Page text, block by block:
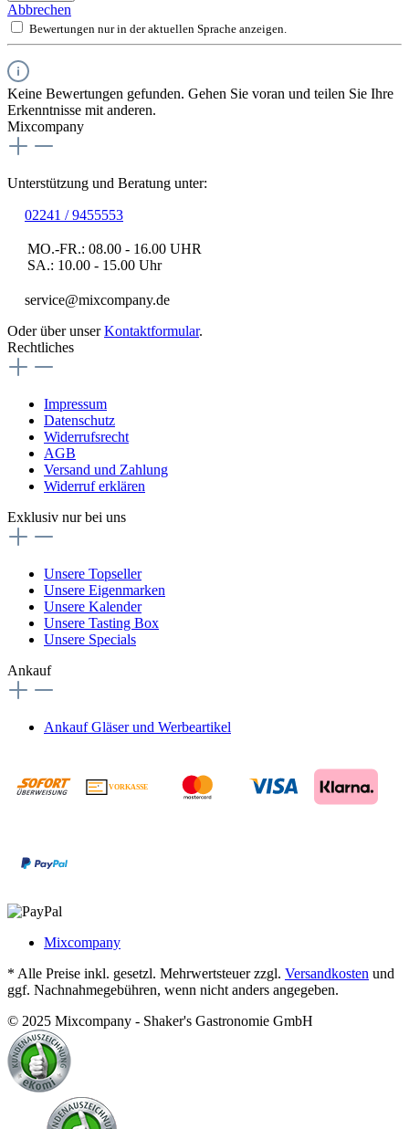
Abbrechen
Bewertungen nur in der aktuellen Sprache anzeigen.
Keine Bewertungen gefunden. Gehen Sie voran und teilen Sie Ihre
Erkenntnisse mit anderen.
Mixcompany
Unterstützung und Beratung unter:
02241 / 9455553
MO.-FR.: 08.00 - 16.00 UHR
SA.: 10.00 - 15.00 Uhr
service@mixcompany.de
Oder über unserKontaktformular.
Rechtliches
Impressum
Datenschutz
Widerrufsrecht
AGB
Versand und Zahlung
Widerruf erklären
Exklusiv nur bei uns
Unsere Topseller
Unsere Eigenmarken
Unsere Kalender
Unsere Tasting Box
Unsere Specials
Ankauf
Ankauf Gläser und Werbeartikel
VORKASSE
Mixcompany
* Alle Preise inkl. gesetzl. Mehrwertsteuer zzgl. Versandkosten und
ggf. Nachnahmegebühren, wenn nicht anders angegeben.
© 2025 Mixcompany - Shaker's Gastronomie GmbH